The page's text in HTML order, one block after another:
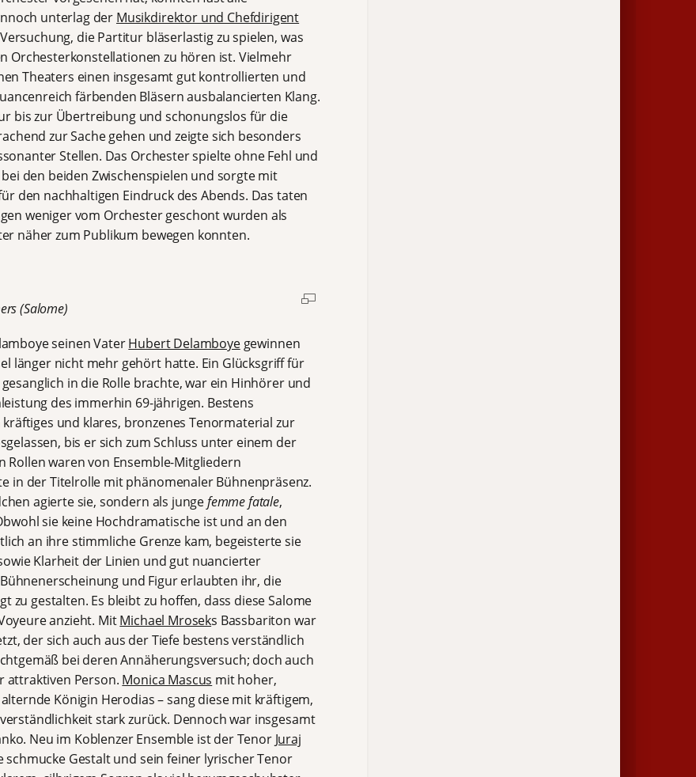
unterlag der Musikdirektor und Chefdirigent
die Partitur bläserlastig zu spielen, was
Orchesterkonstellationen zu hören ist. Vielmehr
Theaters einen insgesamt gut kontrollierten und
färbenden Bläsern ausbalancierten Klang.
bis zur Übertreibung und schonungslos für die
zur Sache gehen und zeigte sich besonders
Stellen. Das Orchester spielte ohne Fehl und
den beiden Zwischenspielen und sorgte mit
den nachhaltigen Eindruck des Abends. Das taten
weniger vom Orchester geschont wurden als
näher zum Publikum bewegen konnten.
(Salome)
seinen VaterHubert Delamboyegewinnen
länger nicht mehr gehört hatte. Ein Glücksgriff für
in die Rolle brachte, war ein Hinhörer und
des immerhin 69-jährigen. Bestens
und klares, bronzenes Tenormaterial zur
bis er sich zum Schluss unter einem der
Rollen waren von Ensemble-Mitgliedern
in der Titelrolle mit phänomenaler Bühnenpräsenz.
agierte sie, sondern als jungefemme fatale,
sie keine Hochdramatische ist und an den
an ihre stimmliche Grenze kam, begeisterte sie
Klarheit der Linien und gut nuancierter
und Figur erlaubten ihr, die
zu gestalten. Es bleibt zu hoffen, dass diese Salome
anzieht. MitMichael Mroseks Bassbariton war
der sich auch aus der Tiefe bestens verständlich
bei deren Annäherungsversuch; doch auch
attraktiven Person. Monica Mascus mit hoher,
Königin Herodias – sang diese mit kräftigem,
stark zurück. Dennoch war insgesamt
Neu im Koblenzer Ensemble ist der Tenor Juraj
Gestalt und sein feiner lyrischer Tenor